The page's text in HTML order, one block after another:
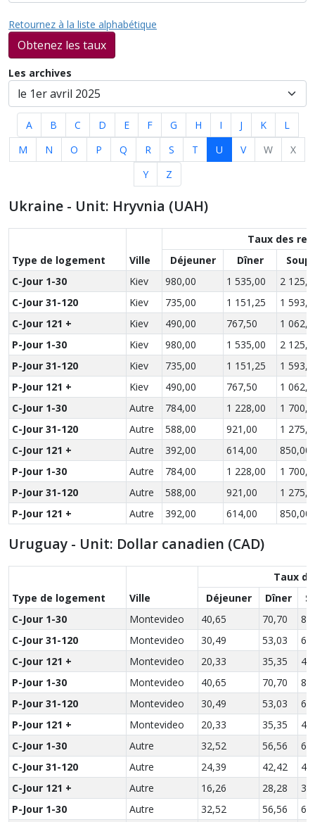
Retournez à la liste alphabétique
Obtenez les taux
Les archives
A B C D E F G H I J K
L
M
N O P Q R S T U V W
X
Y
Z
Ukraine - Unit: Hryvnia (UAH)
Type de logement Ville
Taux des
Déjeuner
Dîner
C-Jour 1-30
Kiev 980,00 1 535,00
2
C-Jour 31-120
Kiev 735,00 1 151,25
1
C-Jour 121 +
Kiev 490,00 767,50
1
P-Jour 1-30
Kiev 980,00 1 535,00
2
P-Jour 31-120
Kiev 735,00 1 151,25
1
P-Jour 121 +
Kiev 490,00 767,50
1
C-Jour 1-30
Autre 784,00 1 228,00
1
C-Jour 31-120
Autre 588,00 921,00
1
C-Jour 121 +
Autre 392,00 614,00
850,00
P-Jour 1-30
Autre 784,00 1 228,00
1
P-Jour 31-120
Autre 588,00 921,00
1
P-Jour 121 +
Autre 392,00 614,00 850,00
Uruguay - Unit: Dollar canadien (CAD)
Type de logement Ville
Taux
Déjeuner
Dîner
C-Jour 1-30
Montevideo 40,65 70,70
C-Jour 31-120
Montevideo 30,49 53,03
C-Jour 121 +
Montevideo 20,33 35,35
P-Jour 1-30
Montevideo 40,65 70,70
P-Jour 31-120
Montevideo 30,49 53,03
P-Jour 121 +
Montevideo 20,33 35,35
C-Jour 1-30
Autre 32,52 56,56
C-Jour 31-120
Autre 24,39 42,42
C-Jour 121 +
Autre 16,26 28,28
P-Jour 1-30
Autre 32,52 56,56